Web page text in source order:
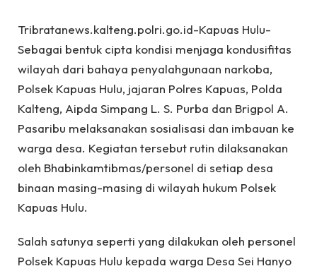
Tribratanews.kalteng.polri.go.id-Kapuas Hulu-
Sebagai bentuk cipta kondisi menjaga kondusifitas
wilayah dari bahaya penyalahgunaan narkoba,
Polsek Kapuas Hulu, jajaran Polres Kapuas, Polda
Kalteng, Aipda Simpang L. S. Purba dan Brigpol A.
Pasaribu melaksanakan sosialisasi dan imbauan ke
warga desa. Kegiatan tersebut rutin dilaksanakan
oleh Bhabinkamtibmas/personel di setiap desa
binaan masing-masing di wilayah hukum Polsek
Kapuas Hulu.
Salah satunya seperti yang dilakukan oleh personel
Polsek Kapuas Hulu kepada warga Desa Sei Hanyo